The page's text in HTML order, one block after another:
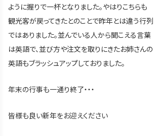
ように握りで一杯となりました。やはりこちらも
観光客が戻ってきたとのことで昨年とは違う行列
ではありました。並んでいる人から聞こえる言葉
は英語で、並び方や注文を取りにきたお姉さんの
英語もブラッシュアップしておりました。
年末の行事も一通り終了・・・
皆様も良い新年をお迎えください